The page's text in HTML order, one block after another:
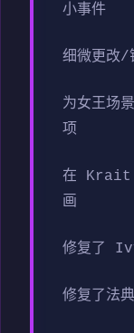
小事件
细微更改/
为女王场
项
在 Krait
画
修复了
修复了法